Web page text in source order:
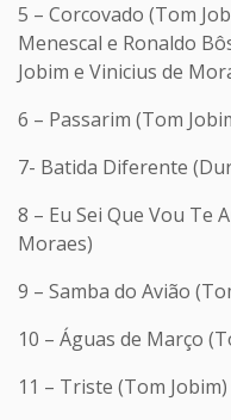
5 – Corcovado (Tom
Menescal e Ronaldo
Jobim e Vinicius de
6 – Passarim (Tom
7- Batida Diferente
8 – Eu Sei Que Vou Te
Moraes)
9 – Samba do Avião
10 – Águas de Março
11 – Triste (Tom Jobim)